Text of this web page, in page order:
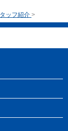
ッフ紹介 >